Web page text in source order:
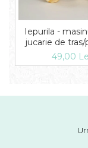
Iepurila -
jucarie de
model
49,00